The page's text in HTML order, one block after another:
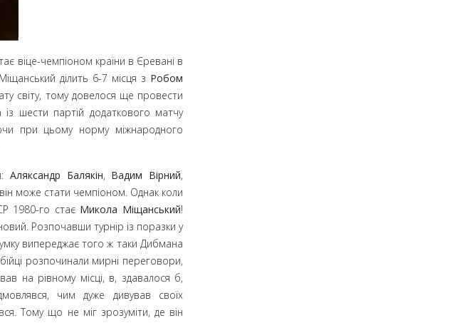
віце-чемпіоном країни в Єревані в
ділить 6-7 місця з Робом
світу, тому довелося ще провести
шести партій додаткового матчу
при цьому норму міжнародного
Аляксандр Балякін, Вадим Вірний,
може стати чемпіоном. Однак коли
1980-го стає Микола Міщанський!
Розпочавши турнір із поразки у
випереджає того ж таки Дибмана
розпочинали мирні переговори,
на рівному місці, в, здавалося б,
чим дуже дивував своїх
Тому що не міг зрозуміти, де він